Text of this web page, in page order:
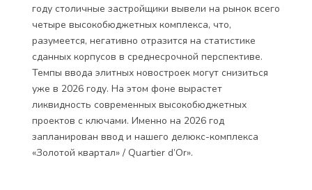
году столичные застройщики вывели на рынок всего
четыре высокобюджетных комплекса, что,
разумеется, негативно отразится на статистике
сданных корпусов в среднесрочной перспективе.
Темпы ввода элитных новостроек могут снизиться
уже в 2026 году. На этом фоне вырастет
ликвидность современных высокобюджетных
проектов с ключами. Именно на 2026 год
запланирован ввод и нашего делюкс-комплекса
«Золотой квартал» / Quartier d’Or».